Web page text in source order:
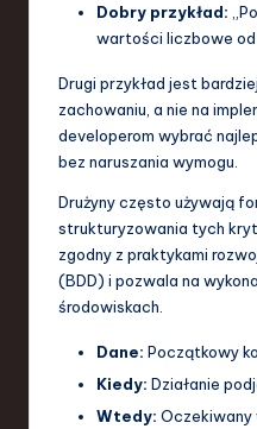
Dobry przykład:
wartości liczbowe od
Drugi przykład jest
zachowaniu, a nie na
developerom wybrać
bez naruszania wymogu.
Drużyny często używają
strukturyzowania tych
zgodny z praktykami
(BDD) i pozwala na
środowiskach.
Dane: Początkowy
Kiedy: Działanie
Wtedy: Oczekiwany